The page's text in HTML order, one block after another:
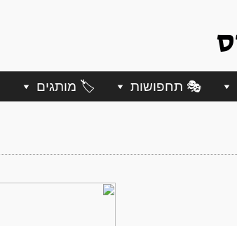
🎭 תחפושות 🏷️ מותגים